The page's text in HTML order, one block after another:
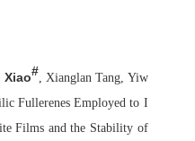
Xiao# , Xianglan Tang, Yiw
Fullerenes Employed to I
Films and the Stability of